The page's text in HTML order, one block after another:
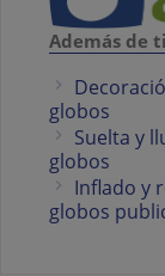
Además de
globos
Suelta y
globos
Inflado y
globos